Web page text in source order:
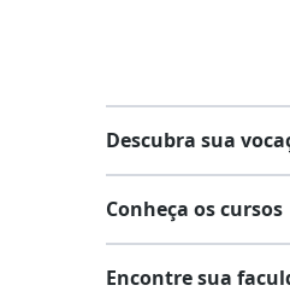
Descubra sua
Lista de profissões
Conheça os cursos
Encontre sua